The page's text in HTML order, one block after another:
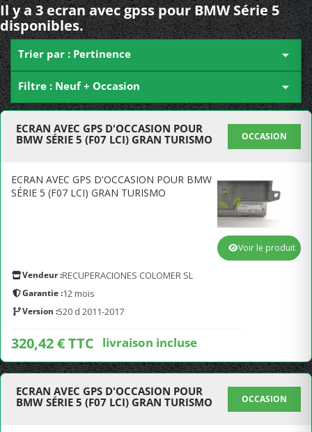
Il y a 3 ecran avec gpss pour BMW Série 5
disponibles.
Trier par : Pertinence 
Filtre : Neuf + Occasion 
ECRAN AVEC GPS D'OCCASION POUR
BMW SÉRIE 5 (F07 LCI) GRAN TURISMO
OCCASION
ECRAN AVEC GPS D'OCCASION POUR BMW
SÉRIE 5 (F07 LCI) GRAN TURISMO
Vendeur :RECUPERACIONES COLOMER SL
Garantie :12 mois
Version :520 d 2011-2017
320,42 € TTC livraison incluse
Voir le produit
ECRAN AVEC GPS D'OCCASION POUR
BMW SÉRIE 5 (F07 LCI) GRAN TURISMO
OCCASION